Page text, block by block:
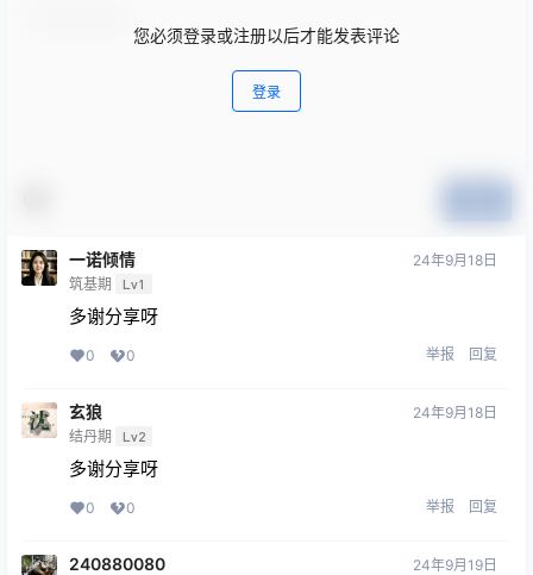
您必须登录或注册以后才能发表评论
登录
一诺倾情
筑基期 Lv1
24年9月18日
多谢分享呀
0 0 举报 回复
玄狼
结丹期 Lv2
24年9月18日
多谢分享呀
0 0 举报 回复
240880080 24年9月19日